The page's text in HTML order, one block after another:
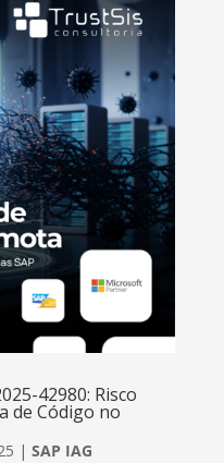
42980: Risco
de Código no
| SAP IAG